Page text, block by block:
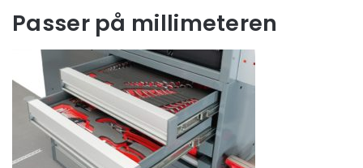
Passer på millimeteren